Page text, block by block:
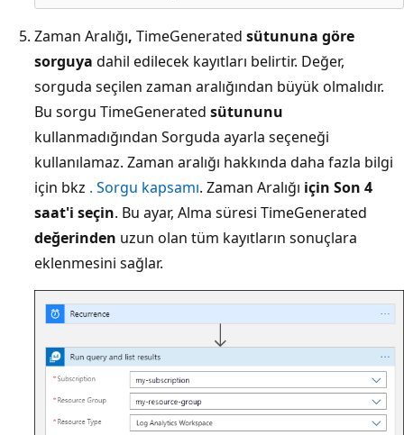
Zaman Aralığı, TimeGenerated sütununa göre
sorguya dahil edilecek kayıtları belirtir. Değer,
sorguda seçilen zaman aralığından büyük olmalıdır.
Bu sorgu TimeGenerated sütununu
kullanmadığından Sorguda ayarla seçeneği
kullanılamaz. Zaman aralığı hakkında daha fazla bilgi
için bkz . Sorgu kapsamı. Zaman Aralığı için Son 4
saat'i seçin. Bu ayar, Alma süresi TimeGenerated
değerinden uzun olan tüm kayıtların sonuçlara
eklenmesini sağlar.